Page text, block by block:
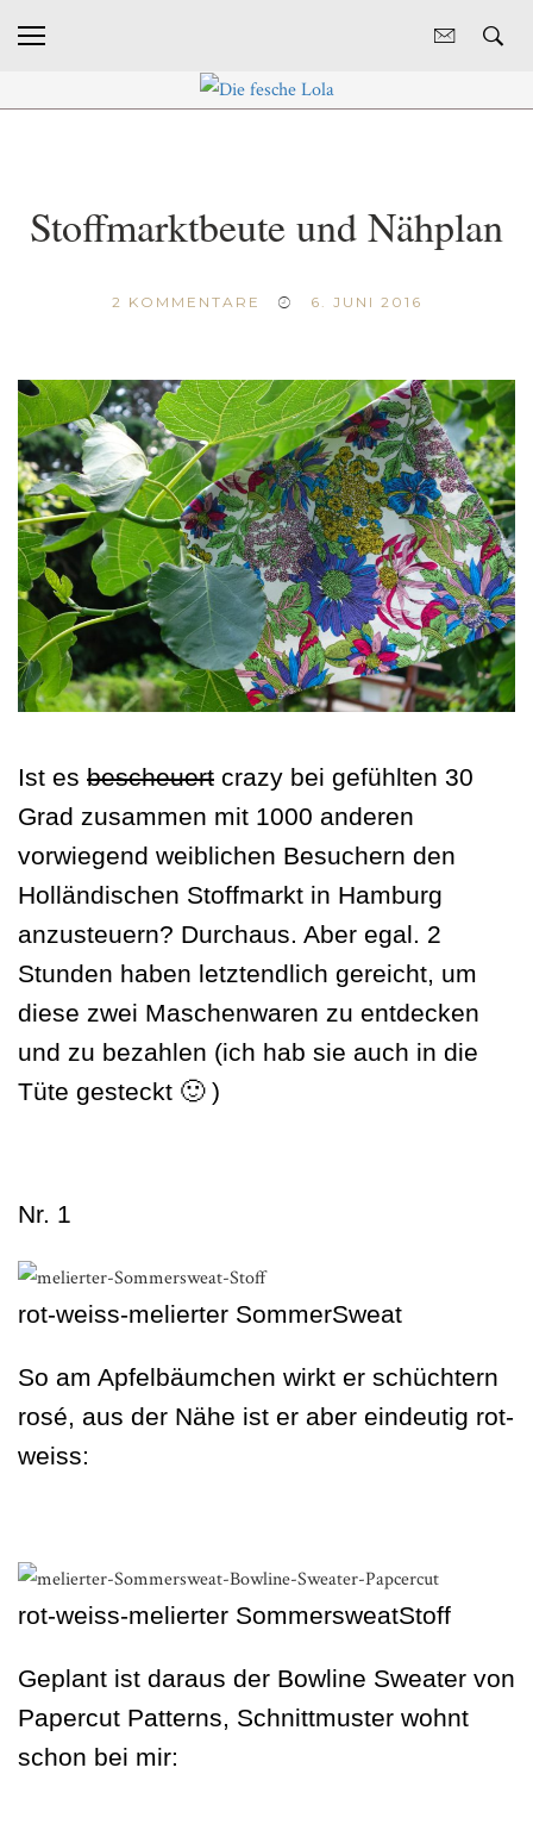
Stoffmarktbeute und Nähplan
2 KOMMENTARE 6. JUNI 2016
Ist es bescheuert crazy bei gefühlten 30
Grad zusammen mit 1000 anderen
vorwiegend weiblichen Besuchern den
Holländischen Stoffmarkt in Hamburg
anzusteuern? Durchaus. Aber egal. 2
Stunden haben letztendlich gereicht, um
diese zwei Maschenwaren zu entdecken
und zu bezahlen (ich hab sie auch in die
Tüte gesteckt 🙂 )
Nr. 1
rot-weiss-melierter SommerSweat
So am Apfelbäumchen wirkt er schüchtern
rosé, aus der Nähe ist er aber eindeutig rot-
weiss:
rot-weiss-melierter SommersweatStoff
Geplant ist daraus der Bowline Sweater von
Papercut Patterns, Schnittmuster wohnt
schon bei mir: